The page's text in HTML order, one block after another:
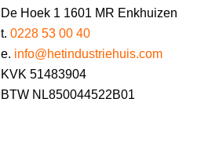
De Hoek 1 1601 MR Enkhuizen
t. 0228 53 00 40
e. info@hetindustriehuis.com
KVK 51483904
BTW NL850044522B01